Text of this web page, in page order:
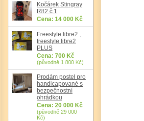
Kočárek Stingray
R82 č.1
Cena: 14 000 Kč
Freestyle libre2 ,
freestyle libre2
PLUS
Cena: 700 Kč
(původně 1 800 Kč)
Prodám postel pro
handicapované s
bezpečnostní
ohrádkou
Cena: 20 000 Kč
(původně 29 000
Kč)